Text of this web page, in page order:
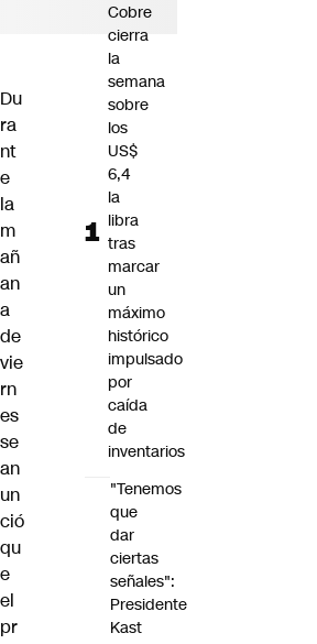
Du
ra
nt
e
la
m
añ
an
a
de
vie
rn
es
se
an
un
ció
qu
e
el
pr
Cobre
cierra
la
semana
sobre
los
US$
6,4
la
libra
tras
marcar
un
máximo
histórico
impulsado
por
caída
de
inventarios
"Tenemos
que
dar
ciertas
señales":
Presidente
Kast